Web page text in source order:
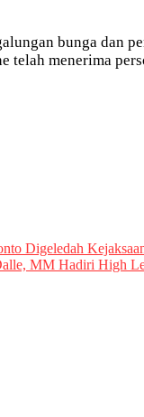
bunga dan
telah menerima
Digeledah
MM Hadiri High